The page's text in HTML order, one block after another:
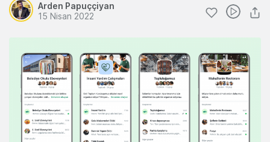
Arden Papuççiyan
15 Nisan 2022